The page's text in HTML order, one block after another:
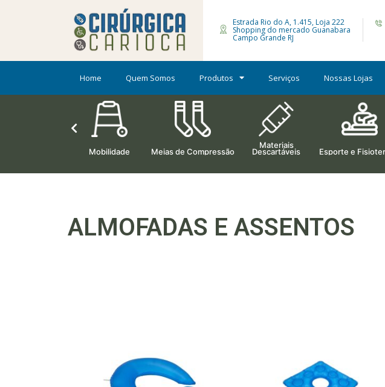
Estrada Rio do A, 1.415, Loja 222
Shopping do mercado Guanabara
Campo Grande RJ
Home Quem Somos Produtos Serviços Nossas Lojas
Mobilidade Meias de Compressão
Materiais
Descartáveis Esporte e
ALMOFADAS E ASSENTOS